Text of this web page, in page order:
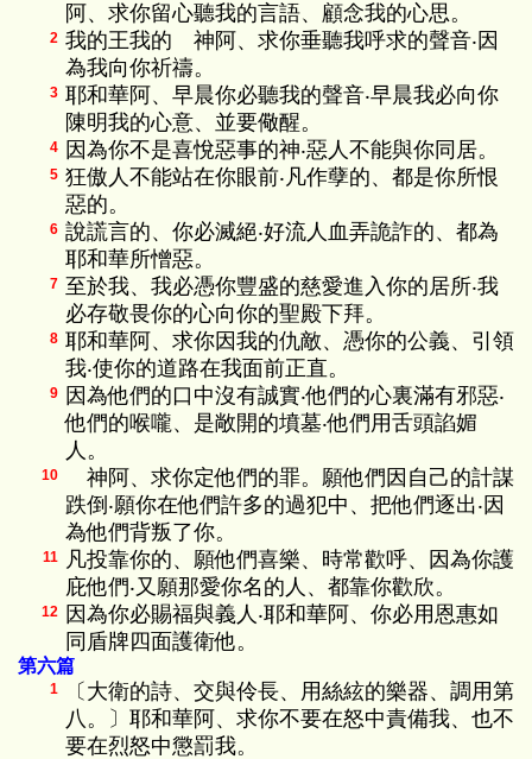
阿、求你留心聽我的言語、顧念我的心思。
2 我的王我的 神阿、求你垂聽我呼求的聲音‧因
為我向你祈禱。
3 耶和華阿、早晨你必聽我的聲音‧早晨我必向你
陳明我的心意、並要儆醒。
4 因為你不是喜悅惡事的神‧惡人不能與你同居。
5 狂傲人不能站在你眼前‧凡作孽的、都是你所恨
惡的。
6 說謊言的、你必滅絕‧好流人血弄詭詐的、都為
耶和華所憎惡。
7 至於我、我必憑你豐盛的慈愛進入你的居所‧我
必存敬畏你的心向你的聖殿下拜。
8 耶和華阿、求你因我的仇敵、憑你的公義、引領
我‧使你的道路在我面前正直。
9
因為他們的口中沒有誠實‧他們的心裏滿有邪惡‧
他們的喉嚨、是敞開的墳墓‧他們用舌頭諂媚
人。
10
神阿、求你定他們的罪。願他們因自己的計謀
跌倒‧願你在他們許多的過犯中、把他們逐出‧因
為他們背叛了你。
11 凡投靠你的、願他們喜樂、時常歡呼、因為你護
庇他們‧又願那愛你名的人、都靠你歡欣。
12
因為你必賜福與義人‧耶和華阿、你必用恩惠如
同盾牌四面護衛他。
第六篇
1
〔大衛的詩、交與伶長、用絲絃的樂器、調用第
八。〕耶和華阿、求你不要在怒中責備我、也不
要在烈怒中懲罰我。